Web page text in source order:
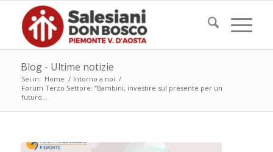
Blog - Ultime notizie
Sei in: Home / Intorno a noi /
Forum Terzo Settore: “Bambini, investire sul presente per un
futuro...